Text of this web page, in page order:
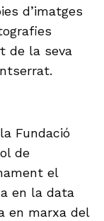
d’imatges
de la seva
Fundació
de
el
en la data
en marxa del